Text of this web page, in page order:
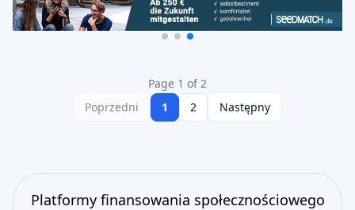
Page 1 of 2
Poprzedni
1 2 Następny
Platformy finansowania społecznościowego